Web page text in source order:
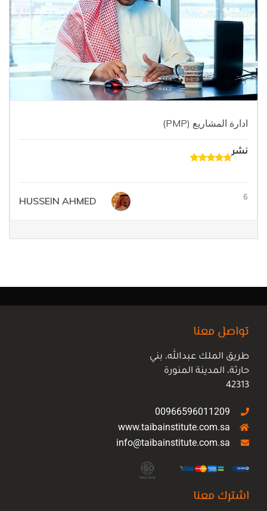
ادارة المشاريع (PMP)
نشر
HUSSEIN AHMED 6
تواصل معنا
طريق الملك عبدالله، بني
حارثة، المدينة المنورة
42313
00966596011209
www.taibainstitute.com.sa
info@taibainstitute.com.sa
اشترك معنا